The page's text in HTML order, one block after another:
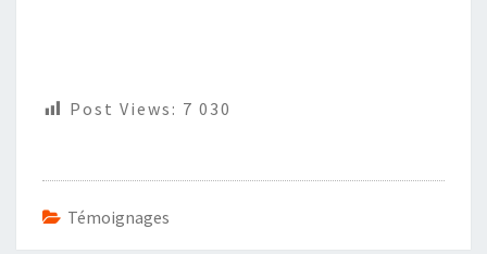
Post Views: 7 030
Témoignages